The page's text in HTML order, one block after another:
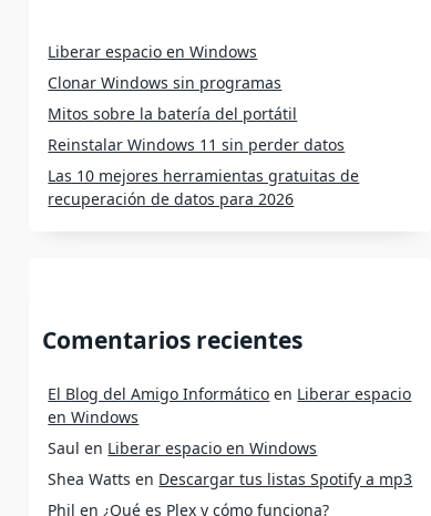
Liberar espacio en Windows
Clonar Windows sin programas
Mitos sobre la batería del portátil
Reinstalar Windows 11 sin perder datos
Las 10 mejores herramientas gratuitas de
recuperación de datos para 2026
Comentarios recientes
El Blog del Amigo Informático en Liberar espacio
en Windows
Saul en Liberar espacio en Windows
Shea Watts en Descargar tus listas Spotify a mp3
Phil en ¿Qué es Plex y cómo funciona?